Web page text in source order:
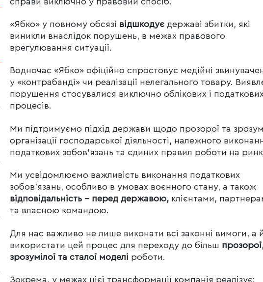
«Ябко» у повному обсязі відшкодує державі збитки, які
виникли внаслідок порушень, в межах правового
врегулювання ситуації.
Водночас «Ябко» офіційно спростовує медійні
у «контрабанді» чи реалізації нелегального товару.
порушення стосувалися виключно облікових і податкових
процесів.
Ми підтримуємо підхід держави щодо прозорої та
організації господарської діяльності, належного
податкових зобов’язань та єдиних правил роботи на
Ми усвідомлюємо важливість виконання податкових
зобов’язань, особливо в умовах воєнного стану, а також
відповідальність – перед державою, клієнтами,
та власною командою.
Для нас важливо не лише виконати всі законні вимоги, а
використати цей процес для переходу до більш
зрозумілої та сталої моделі роботи.
Зокрема, у межах цієї трансформації компанія реалізує: